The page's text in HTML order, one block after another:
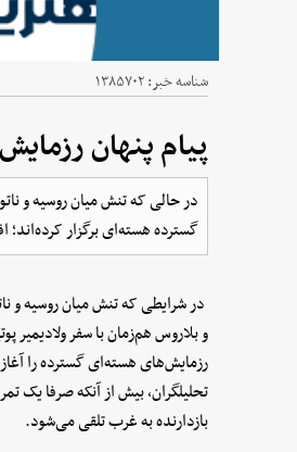
شناسه خبر:۱۳۸۵۷۰۲
پیام پنهان
در حالی که تنش میان روسیه و
گسترده هسته‌ای برگزار کرده‌اند؛
در شرایطی که تنش میان روسیه و
و بلاروس هم‌زمان با سفر ولادیمیر
رزمایش‌های هسته‌ای گسترده را
تحلیلگران، بیش از آنکه صرفا یک
بازدارنده به غرب تلقی می‌شود.